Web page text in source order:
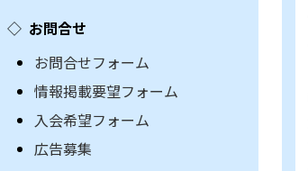
お問合せ
お問合せフォーム
情報掲載要望フォーム
入会希望フォーム
広告募集